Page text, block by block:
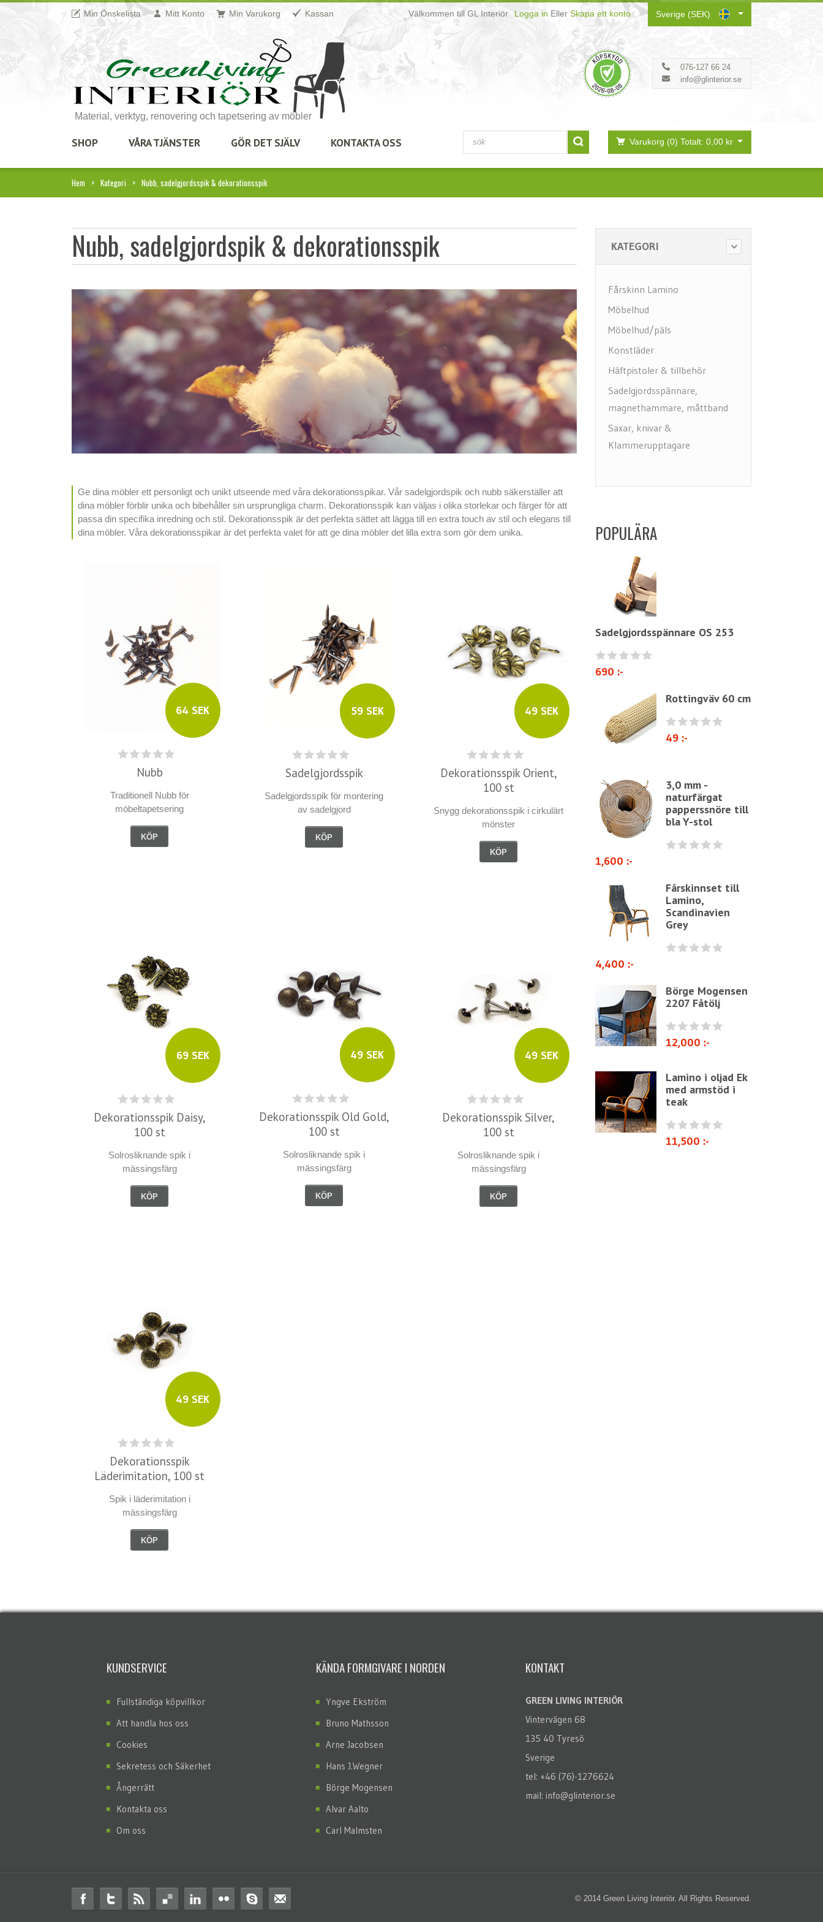
Min Önskelista Mitt Konto Min Varukorg Kassan Välkommen till GL Interiör Logga in Eller Skapa ett konto Sverige (SEK)
Material, verktyg, renovering och tapetsering av möbler
076-127 66 24
info@glinterior.se
SHOP VÅRA TJÄNSTER GÖR DET SJÄLV KONTAKTA OSS Varukorg (0) Totalt: 0,00 kr
Hem Kategori Nubb, sadelgjordsspik & dekorationsspik
Nubb, sadelgjordspik & dekorationsspik
Ge dina möbler ett personligt och unikt utseende med våra dekorationsspikar. Vår sadelgjordspik och nubb säkerställer att
dina möbler förblir unika och bibehåller sin ursprungliga charm. Dekorationsspik kan väljas i olika storlekar och färger för att
passa din specifika inredning och stil. Dekorationsspik är det perfekta sättet att lägga till en extra touch av stil och elegans till
dina möbler. Våra dekorationsspikar är det perfekta valet för att ge dina möbler det lilla extra som gör dem unika.
64 SEK
Nubb
Traditionell Nubb för
möbeltapetsering
KÖP
59 SEK
Sadelgjordsspik
Sadelgjordsspik för montering
av sadelgjord
KÖP
49 SEK
Dekorationsspik Orient,
100 st
Snygg dekorationsspik i cirkulärt
mönster
KÖP
69 SEK
Dekorationsspik Daisy,
100 st
Solrosliknande spik i
mässingsfärg
KÖP
49 SEK
Dekorationsspik Old Gold,
100 st
Solrosliknande spik i
mässingsfärg
KÖP
49 SEK
Dekorationsspik Silver,
100 st
Solrosliknande spik i
mässingsfärg
KÖP
49 SEK
Dekorationsspik
Läderimitation, 100 st
Spik i läderimitation i
mässingsfärg
KÖP
KATEGORI
Fårskinn Lamino
Möbelhud
Möbelhud/päls
Konstläder
Häftpistoler & tillbehör
Sadelgjordsspännare,
magnethammare, måttband
Saxar, knivar &
Klammerupptagare
Golvskydd, ben&hjul
Underhåll läder & textil
Polyeter & kallskum
Naturmaterial
Nosag, Trikåväv & kuddar
Linneväv
Elastrong
Papperssnöre
Stolar & Fåtöljer
Möbeltapetsering
Övriga band o snören
Nålar
Juteväv & domestik
Nubb, sadelgjordsspik &
dekorationsspik
Kuddsatser/plymåer
Rottingväv & Sjögräs
POPULÄRA
Sadelgjordsspännare OS 253
690 :-
Rottingväv 60 cm
49 :-
3,0 mm -
naturfärgat
papperssnöre till
bla Y-stol
1,600 :-
Fårskinnset till
Lamino,
Scandinavien
Grey
4,400 :-
Börge Mogensen
2207 Fåtölj
12,000 :-
Lamino i oljad Ek
med armstöd i
teak
11,500 :-
KUNDSERVICE
Fullständiga köpvillkor
Att handla hos oss
Cookies
Sekretess och Säkerhet
Ångerrätt
Kontakta oss
Om oss
KÄNDA FORMGIVARE I NORDEN
Yngve Ekström
Bruno Mathsson
Arne Jacobsen
Hans J.Wegner
Börge Mogensen
Alvar Aalto
Carl Malmsten
KONTAKT
GREEN LIVING INTERIÖR
Vintervägen 68
135 40 Tyresö
Sverige
tel: +46 (76)-1276624
mail: info@glinterior.se
© 2014 Green Living Interiör. All Rights Reserved.